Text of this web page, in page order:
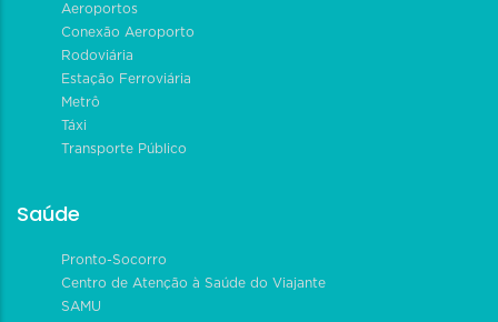
Aeroportos
Conexão Aeroporto
Rodoviária
Estação Ferroviária
Metrô
Táxi
Transporte Público
Saúde
Pronto-Socorro
Centro de Atenção à Saúde do Viajante
SAMU